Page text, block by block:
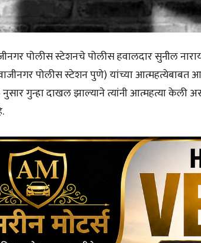
पोलीस स्टेशनचे पोलीस हवालदार सुनील
पोलीस स्टेशन पुणे) यांच्या आत्महत्येबाबत
गुन्हा दाखल झाल्याने त्यांनी आत्महत्या केली